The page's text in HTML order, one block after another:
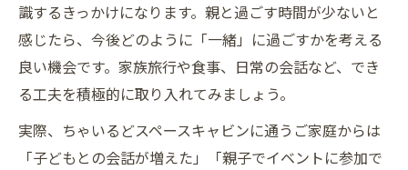
識するきっかけになります。親と過ごす時間が少ないと
感じたら、今後どのように「一緒」に過ごすかを考える
良い機会です。家族旅行や食事、日常の会話など、でき
る工夫を積極的に取り入れてみましょう。
実際、ちゃいるどスペースキャビンに通うご家庭からは
「子どもとの会話が増えた」「親子でイベントに参加で